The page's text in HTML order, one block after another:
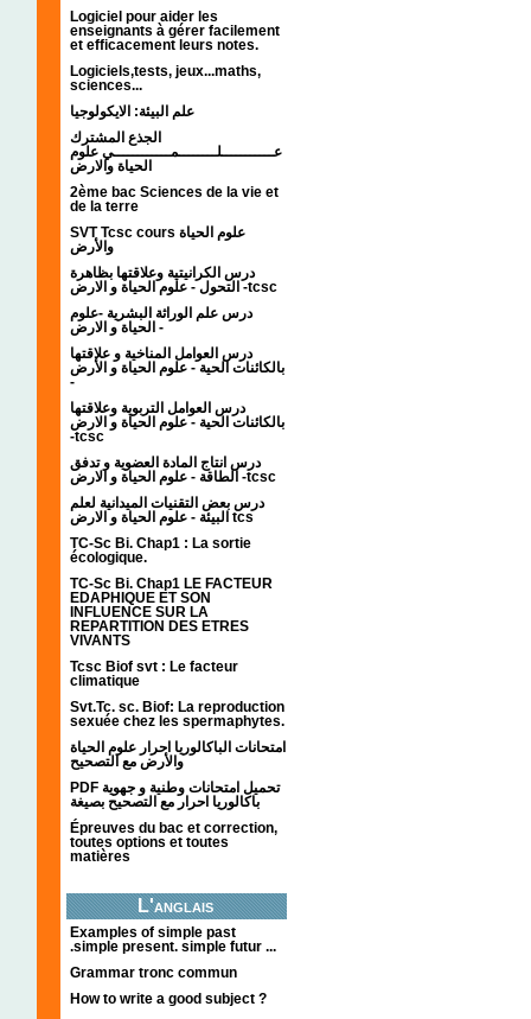
Logiciel pour aider les
enseignants à gérer facilement
et efficacement leurs notes.
Logiciels,tests, jeux...maths,
sciences...
علم البيئة: الايكولوجيا
الجذع المشترك
عـــــــــــلــــــــمــــــــــــي علوم
الحياة والارض
2ème bac Sciences de la vie et
de la terre
SVT Tcsc cours علوم الحياة
والأرض
درس الكرانيتية وعلاقتها بظاهرة
التحول - علوم الحياة و الارض -tcsc
درس علم الوراثة البشرية -علوم
الحياة و الارض -
درس العوامل المناخية و علاقتها
بالكائنات الحية - علوم الحياة و الأرض
-
درس العوامل التربوية وعلاقتها
بالكائنات الحية - علوم الحياة و الارض
-tcsc
درس انتاج المادة العضوية و تدفق
الطاقة - علوم الحياة و الارض -tcsc
درس بعض التقنيات الميدانية لعلم
البيئة - علوم الحياة و الارض tcs
TC-Sc Bi. Chap1 : La sortie
écologique.
TC-Sc Bi. Chap1 LE FACTEUR
EDAPHIQUE ET SON
INFLUENCE SUR LA
REPARTITION DES ETRES
VIVANTS
Tcsc Biof svt : Le facteur
climatique
Svt.Tc. sc. Biof: La reproduction
sexuée chez les spermaphytes.
امتحانات الباكالوريا احرار علوم الحياة
والأرض مع التصحيح
PDF تحميل امتحانات وطنية و جهوية
باكالوريا احرار مع التصحيح بصيغة
Épreuves du bac et correction,
toutes options et toutes
matières
L'anglais
Examples of simple past
.simple present. simple futur ...
Grammar tronc commun
How to write a good subject ?